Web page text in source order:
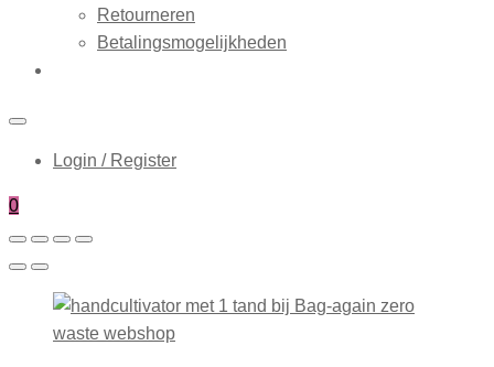
Retourneren
Betalingsmogelijkheden
Login / Register
0